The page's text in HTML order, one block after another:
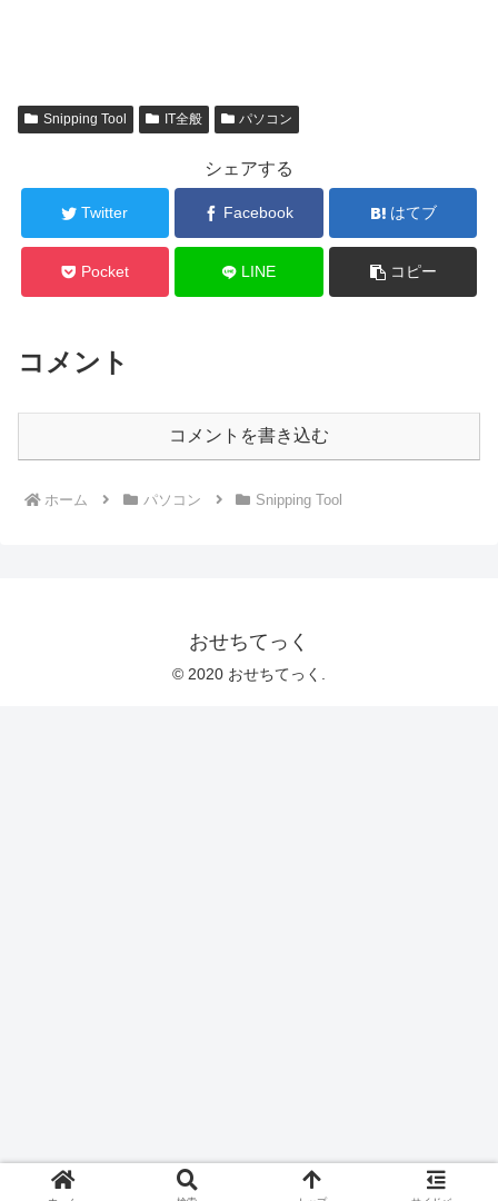
Snipping Tool IT全般 パソコン
シェアする
Twitter Facebook はてブ
Pocket LINE コピー
コメント
コメントを書き込む
ホーム パソコン Snipping Tool
おせちてっく
© 2020 おせちてっく.